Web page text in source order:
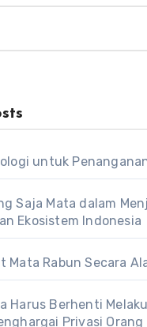
untuk
Saja Mata dalam
Ekosistem Indonesia
Mata Rabun Secara
Harus Berhenti
Privasi Orang